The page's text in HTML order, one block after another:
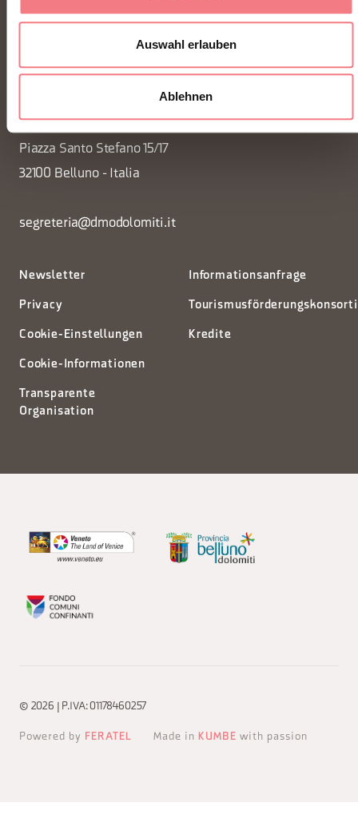
Auswahl erlauben
Ablehnen
FONDAZIONE DMO DOLOMITI BELLUNESI
Piazza Santo Stefano 15/17
32100 Belluno - Italia
segreteria@dmodolomiti.it
Newsletter
Privacy
Cookie-Einstellungen
Cookie-Informationen
Transparente
Organisation
Informationsanfrage
Kredite
© 2026 | P.IVA: 01178460257
Powered by FERATEL Made in KUMBE with passion